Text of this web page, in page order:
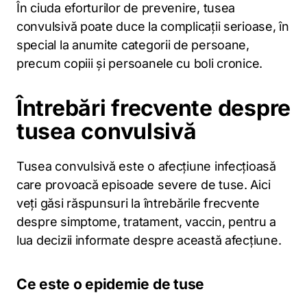
În ciuda eforturilor de prevenire, tusea
convulsivă poate duce la complicații serioase, în
special la anumite categorii de persoane,
precum copiii și persoanele cu boli cronice.
Întrebări frecvente despre
tusea convulsivă
Tusea convulsivă este o afecțiune infecțioasă
care provoacă episoade severe de tuse. Aici
veți găsi răspunsuri la întrebările frecvente
despre simptome, tratament, vaccin, pentru a
lua decizii informate despre această afecțiune.
Ce este o epidemie de tuse